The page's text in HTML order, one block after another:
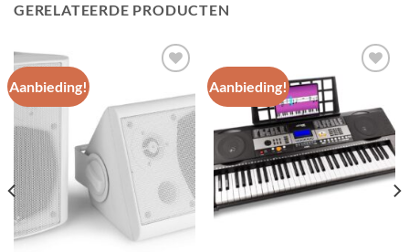
GERELATEERDE PRODUCTEN
Aanbieding!
Toevoegen
wenslijst
Aanbieding!
Toevoegen
aan
wenslijst